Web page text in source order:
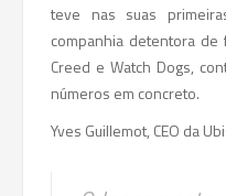
teve nas suas
companhia detentora de
Creed e Watch Dogs,
números em concreto.
Yves Guillemot, CEO da